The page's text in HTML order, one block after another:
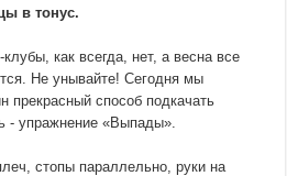
в тонус.
как всегда, нет, а весна все
Не унывайте! Сегодня мы
прекрасный способ подкачать
- упражнение «Выпады».
стопы параллельно, руки на